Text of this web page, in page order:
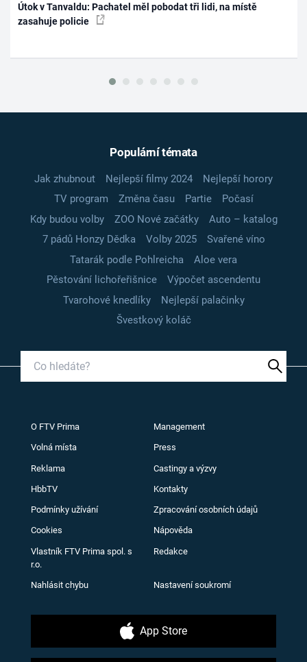
Útok v Tanvaldu: Pachatel měl pobodat tři lidi, na místě
zasahuje policie
Populární témata
Jak zhubnout Nejlepší filmy 2024
Nejlepší horory
TV program
Změna času Partie
Počasí
Kdy budou volby
ZOO Nové začátky
Auto – katalog
7 pádů Honzy Dědka
Volby 2025
Svařené víno
Tatarák podle Pohlreicha
Aloe vera
Pěstování lichořeřišnice
Výpočet ascendentu
Tvarohové knedlíky
Nejlepší palačinky
Švestkový koláč
O FTV Prima Management
Volná místa Press
Reklama Castingy a výzvy
HbbTV Kontakty
Podmínky užívání Zpracování osobních údajů
Cookies Nápověda
Vlastník FTV Prima spol. s
r.o.
Redakce
Nahlásit chybu Nastavení soukromí
App Store